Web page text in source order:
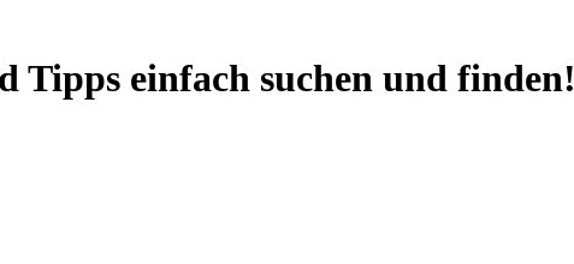
Tipps einfach suchen und finden!